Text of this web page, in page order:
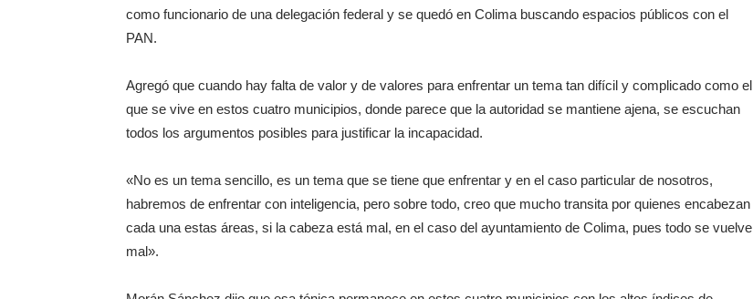
como funcionario de una delegación federal y se quedó en Colima buscando espacios públicos con el
PAN.
Agregó que cuando hay falta de valor y de valores para enfrentar un tema tan difícil y complicado como el
que se vive en estos cuatro municipios, donde parece que la autoridad se mantiene ajena, se escuchan
todos los argumentos posibles para justificar la incapacidad.
«No es un tema sencillo, es un tema que se tiene que enfrentar y en el caso particular de nosotros,
habremos de enfrentar con inteligencia, pero sobre todo, creo que mucho transita por quienes encabezan
cada una estas áreas, si la cabeza está mal, en el caso del ayuntamiento de Colima, pues todo se vuelve
mal».